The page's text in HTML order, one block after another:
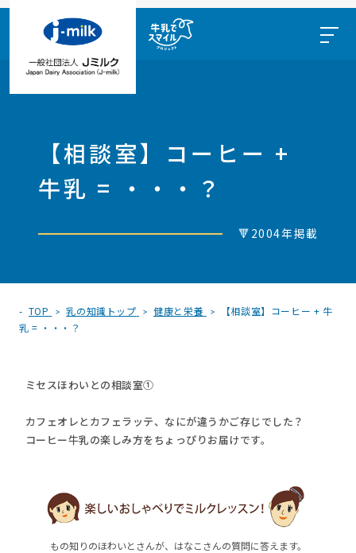
【相談室】コーヒー +
牛乳 = ・・・？
🔻2004年掲載
TOP 乳の知識トップ 健康と栄養
【相談室】コーヒー + 牛
乳 = ・・・？
ミセスほわいとの相談室①
カフェオレとカフェラッテ、なにが違うかご存じでした？
コーヒー牛乳の楽しみ方をちょっぴりお届けです。
もの知りのほわいとさんが、はなこさんの質問に答えます。